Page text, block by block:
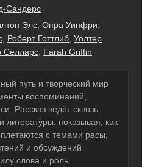
Сандерс
Элс Опра Уинфри
Роберт Готтлиб Уолтер
Селларс Farah Griffin
путь и творческий мир
воспоминаний,
Рассказ ведёт сквозь
литературы, показывая, как
с темами расы,
и обсуждений
слова и роль